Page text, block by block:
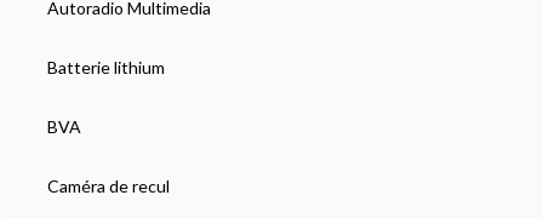
Autoradio Multimedia
Batterie lithium
BVA
Caméra de recul